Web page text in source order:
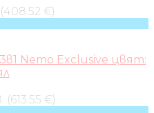
€)
Nemo Exclusive цвят:
(613.55 €)